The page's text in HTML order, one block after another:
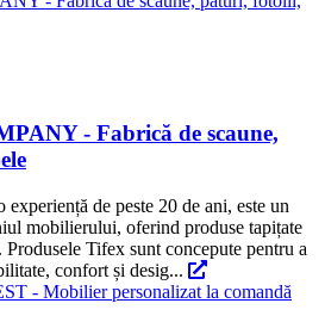
- Fabrică de scaune,
de peste 20 de ani, este un
mobilierului, oferind produse tapițate
Tifex sunt concepute pentru a
confort și desig...